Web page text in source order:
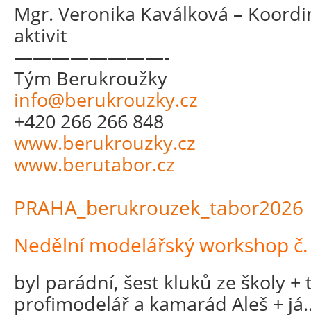
Mgr. Veronika Kaválková –
aktivit
————————-
Tým Berukroužky
info@berukrouzky.cz
+420 266 266 848
www.berukrouzky.cz
www.berutabor.cz
PRAHA_berukrouzek_tabor2026
Nedělní modelářský workshop
byl parádní, šest kluků ze školy
profimodelář a kamarád Aleš +